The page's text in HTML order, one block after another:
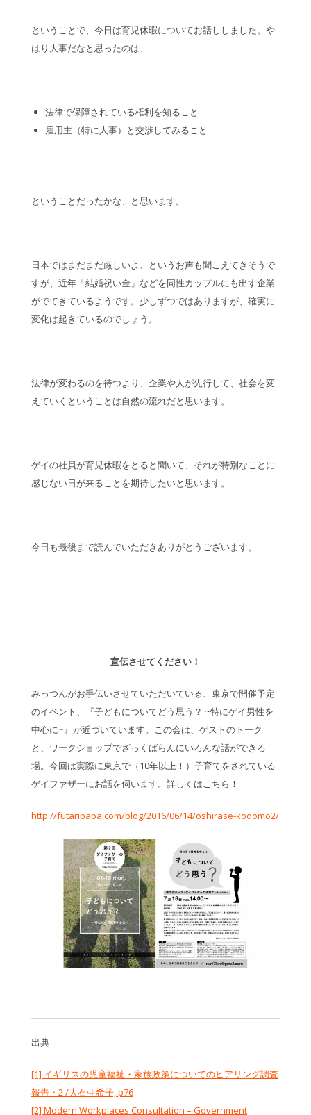
ということで、今日は育児休暇についてお話ししました。や
はり大事だなと思ったのは、
法律で保障されている権利を知ること
雇用主（特に人事）と交渉してみること
ということだったかな、と思います。
日本ではまだまだ厳しいよ、というお声も聞こえてきそうで
すが、近年「結婚祝い金」などを同性カップルにも出す企業
がでてきているようです。少しずつではありますが、確実に
変化は起きているのでしょう。
法律が変わるのを待つより、企業や人が先行して、社会を変
えていくということは自然の流れだと思います。
ゲイの社員が育児休暇をとると聞いて、それが特別なことに
感じない日が来ることを期待したいと思います。
今日も最後まで読んでいただきありがとうございます。
宣伝させてください！
みっつんがお手伝いさせていただいている、東京で開催予定
のイベント、『子どもについてどう思う？ ~特にゲイ男性を
中心に~』が近づいています。この会は、ゲストのトーク
と、ワークショップでざっくばらんにいろんな話ができる
場。今回は実際に東京で（10年以上！）子育てをされている
ゲイファザーにお話を伺います。詳しくはこちら！
http://futaripapa.com/blog/2016/06/14/oshirase-kodomo2/
出典
[1] イギリスの児童福祉・家族政策についてのヒアリング調査
報告・2 /大石亜希子, p76
[2] Modern Workplaces Consultation – Government